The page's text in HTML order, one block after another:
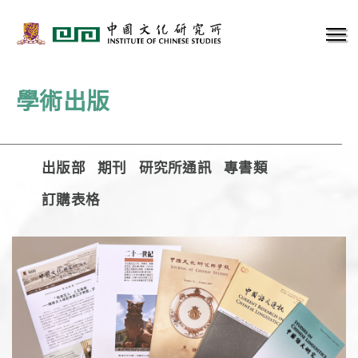
學術出版
出版部 期刊 研究所通訊
專書類
訂購表格